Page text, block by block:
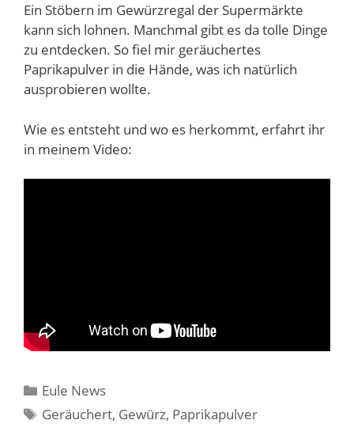
Ein Stöbern im Gewürzregal der Supermärkte
kann sich lohnen. Manchmal gibt es da tolle Dinge
zu entdecken. So fiel mir geräuchertes
Paprikapulver in die Hände, was ich natürlich
ausprobieren wollte.
Wie es entsteht und wo es herkommt, erfahrt ihr
in meinem Video:
Kategorien
Eule News
Schlagwörter
Geräuchert, Gewürz, Paprikapulver